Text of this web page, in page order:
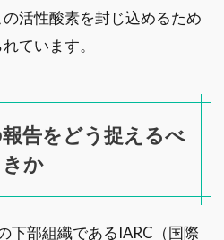
活性酸素を封じ込めるため
ています。
報告をどう捉えるべ
きか
下部組織であるIARC（国際